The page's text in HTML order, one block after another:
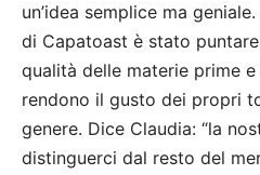
un’idea semplice ma
di Capatoast è stato
qualità delle materie prime e
rendono il gusto dei propri
genere. Dice Claudia: “la
distinguerci dal resto del